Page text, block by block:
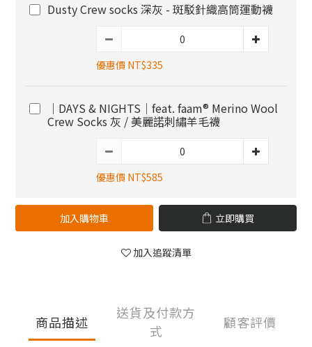
Dusty Crew socks 深灰 - 斑駁針織高筒運動襪
優惠價 NT$335
｜DAYS & NIGHTS｜feat. faam® Merino Wool
Crew Socks 灰 / 美麗諾刺繡羊毛襪
優惠價 NT$585
加入購物車 立即購買
加入追蹤清單
商品描述
送貨及付款方
式
顧客評價